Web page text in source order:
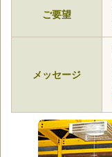
ご要望
メッセージ